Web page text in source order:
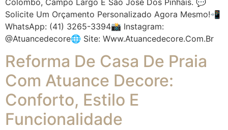
Solicite Um Orçamento Personalizado Agora Mesmo!📲
WhatsApp: (41) 3265-3394📸 Instagram:
@atuancedecore🌐 Site: Www.atuancedecore.com.br
Reforma De Casa De Praia
Com Atuance Decore:
Conforto, Estilo E
Funcionalidade